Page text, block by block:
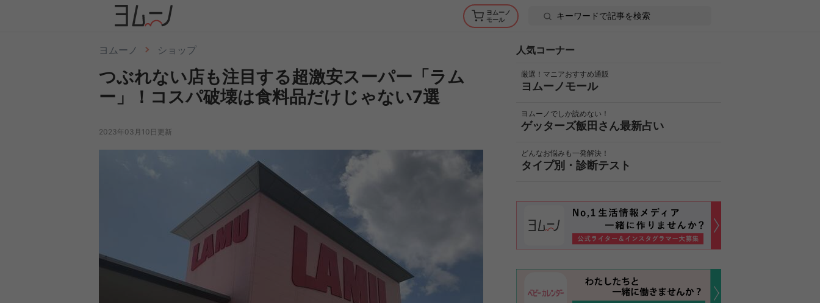
ヨムーノ
モール
ヨムーノ ショップ
つぶれない店も注目する超激安スーパー「ラム
ー」！コスパ破壊は食料品だけじゃない7選
2023年03月10日更新
人気コーナー
厳選！マニアおすすめ通販
ヨムーノモール
ヨムーノでしか読めない！
ゲッターズ飯田さん最新占い
どんなお悩みも一発解決！
タイプ別・診断テスト